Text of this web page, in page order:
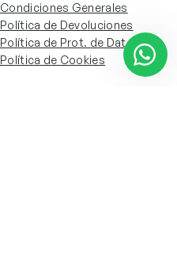
Condiciones Generales
Política de Devoluciones
Política de Prot. de Datos
Política de Cookies